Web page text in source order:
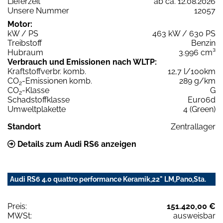
Unsere Nummer
12057
Motor:
kW / PS
463 kW / 630 PS
Treibstoff
Benzin
Hubraum
3.996 cm³
Verbrauch und Emissionen nach WLTP:
Kraftstoffverbr. komb.
12,7 l/100km
CO2-Emissionen komb.
289 g/km
CO2-Klasse
G
Schadstoffklasse
Euro6d
Umweltplakette
4 (Green)
Standort
Zentrallager
Details zum Audi RS6 anzeigen
Audi RS6 4.0 quattro performance Keramik,22" LM,Pano,Sta.
Preis:
151.420,00 €
MWSt:
ausweisbar